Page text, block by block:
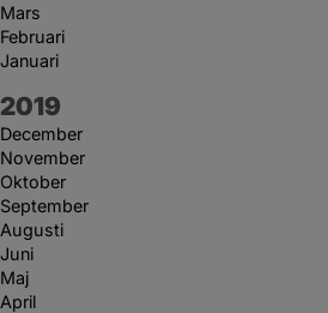
Mars
Februari
Januari
År:
2019
December
November
Oktober
September
Augusti
Juni
Maj
April